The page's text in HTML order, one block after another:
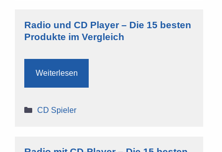
Radio und CD Player – Die 15 besten
Produkte im Vergleich
Weiterlesen
Kategorien
CD Spieler